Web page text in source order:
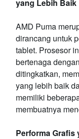
yang Lebih Baik
AMD Puma
dirancang untuk
tablet. Prosesor
bertenaga
ditingkatkan,
yang lebih baik
memiliki
membuatnya
Performa Grafis